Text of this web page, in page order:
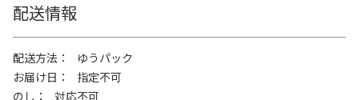
配送情報
配送方法
ゆうパック
お届け日
指定不可
のし
対応不可